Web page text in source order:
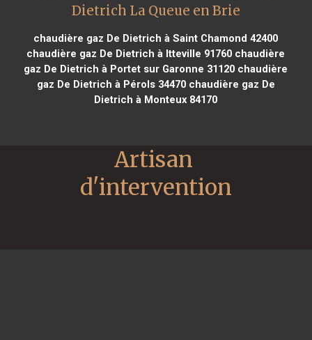
Dietrich La Queue en Brie
chaudière gaz De Dietrich à Saint Chamond 42400
chaudière gaz De Dietrich à Itteville 91760 chaudière
gaz De Dietrich à Portet sur Garonne 31120 chaudière
gaz De Dietrich à Pérols 34470chaudière gaz De
Dietrich à Monteux 84170
Artisan
d'intervention